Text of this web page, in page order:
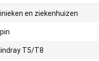
en ziekenhuizen
T5/T8